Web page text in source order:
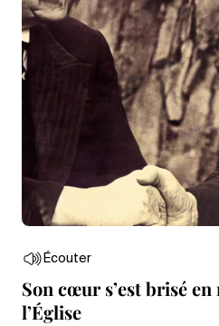
Écouter
Son cœur s’est brisé
l’Église